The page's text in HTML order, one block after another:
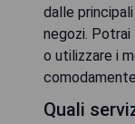
dalle
negozi.
o utilizzare i
Quali